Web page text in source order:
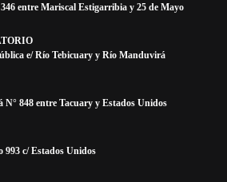
entre Mariscal Estigarribia y 25 de Mayo
e/ Río Tebicuary y Río Manduvirá
N° 848 entre Tacuary y Estados Unidos
993 c/ Estados Unidos